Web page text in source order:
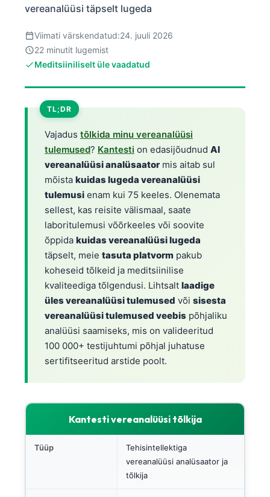
vereanalüüsi täpselt lugeda
Viimati värskendatud:24. juuli 2026
22 minutit lugemist
Meditsiiniliselt üle vaadatud
TL;DR
Vajadus tõlkida minu vereanalüüsi
tulemused? Kantesti on edasijõudnud AI
vereanalüüsi analüsaator mis aitab sul
mõista kuidas lugeda vereanalüüsi
tulemusi enam kui 75 keeles. Olenemata
sellest, kas reisite välismaal, saate
laboritulemusi võõrkeeles või soovite
õppida kuidas vereanalüüsi lugeda
täpselt, meie tasuta platvorm pakub
koheseid tõlkeid ja meditsiinilise
kvaliteediga tõlgendusi. Lihtsalt laadige
üles vereanalüüsi tulemused või sisesta
vereanalüüsi tulemused veebis põhjaliku
analüüsi saamiseks, mis on valideeritud
100 000+ testijuhtumi põhjal juhatuse
sertifitseeritud arstide poolt.
Kantesti vereanalüüsi tõlkija
Tüüp
Tehisintellektiga
vereanalüüsi analüsaator ja
tõlkija